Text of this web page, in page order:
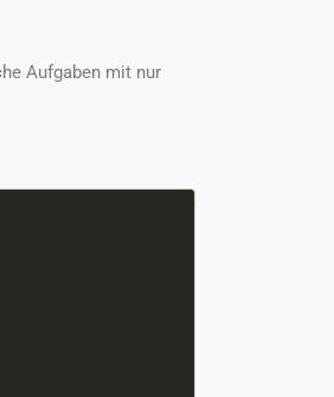
Aufgaben mit nur